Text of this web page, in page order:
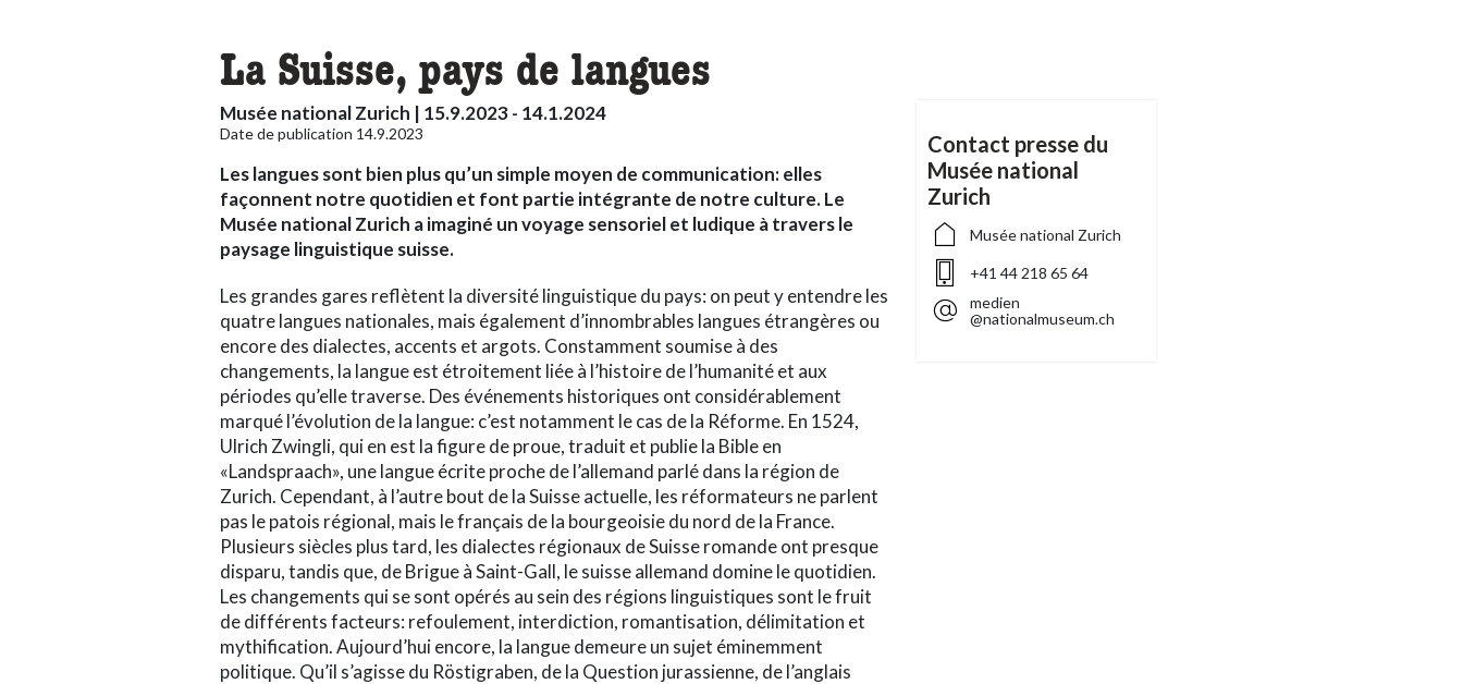
La Suisse, pays de langues
Musée national Zurich | 15.9.2023 - 14.1.2024
Date de publication 14.9.2023
Les langues sont bien plus qu’un simple moyen de communication: elles
façonnent notre quotidien et font partie intégrante de notre culture. Le
Musée national Zurich a imaginé un voyage sensoriel et ludique à travers le
paysage linguistique suisse.
Les grandes gares reflètent la diversité linguistique du pays: on peut y entendre les
quatre langues nationales, mais également d’innombrables langues étrangères ou
encore des dialectes, accents et argots. Constamment soumise à des
changements, la langue est étroitement liée à l’histoire de l’humanité et aux
périodes qu’elle traverse. Des événements historiques ont considérablement
marqué l’évolution de la langue: c’est notamment le cas de la Réforme. En 1524,
Ulrich Zwingli, qui en est la figure de proue, traduit et publie la Bible en
«Landspraach», une langue écrite proche de l’allemand parlé dans la région de
Zurich. Cependant, à l’autre bout de la Suisse actuelle, les réformateurs ne parlent
pas le patois régional, mais le français de la bourgeoisie du nord de la France.
Plusieurs siècles plus tard, les dialectes régionaux de Suisse romande ont presque
disparu, tandis que, de Brigue à Saint-Gall, le suisse allemand domine le quotidien.
Les changements qui se sont opérés au sein des régions linguistiques sont le fruit
de différents facteurs: refoulement, interdiction, romantisation, délimitation et
mythification. Aujourd’hui encore, la langue demeure un sujet éminemment
politique. Qu’il s’agisse du Röstigraben, de la Question jurassienne, de l’anglais
Contact presse du
Musée national
Zurich
Musée national Zurich
+41 44 218 65 64
medien
@nationalmuseum.ch